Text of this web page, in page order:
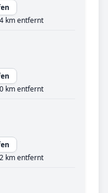
km entfernt
km entfernt
km entfernt